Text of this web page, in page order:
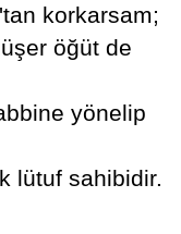
korkarsam;
öğüt de
yönelip
lütuf sahibidir.